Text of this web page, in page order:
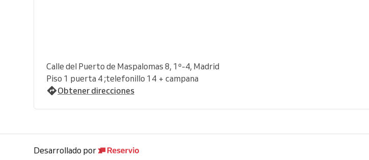
Calle del Puerto de Maspalomas 8, 1º-4, Madrid
Piso 1 puerta 4 ;telefonillo 14 + campana
Obtener direcciones
Desarrollado por